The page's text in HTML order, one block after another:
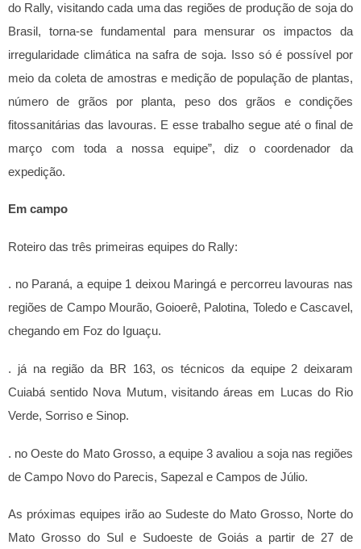
do Rally, visitando cada uma das regiões de produção de soja do
Brasil, torna-se fundamental para mensurar os impactos da
irregularidade climática na safra de soja. Isso só é possível por
meio da coleta de amostras e medição de população de plantas,
número de grãos por planta, peso dos grãos e condições
fitossanitárias das lavouras. E esse trabalho segue até o final de
março com toda a nossa equipe”, diz o coordenador da
expedição.
Em campo
Roteiro das três primeiras equipes do Rally:
. no Paraná, a equipe 1 deixou Maringá e percorreu lavouras nas
regiões de Campo Mourão, Goioerê, Palotina, Toledo e Cascavel,
chegando em Foz do Iguaçu.
. já na região da BR 163, os técnicos da equipe 2 deixaram
Cuiabá sentido Nova Mutum, visitando áreas em Lucas do Rio
Verde, Sorriso e Sinop.
. no Oeste do Mato Grosso, a equipe 3 avaliou a soja nas regiões
de Campo Novo do Parecis, Sapezal e Campos de Júlio.
As próximas equipes irão ao Sudeste do Mato Grosso, Norte do
Mato Grosso do Sul e Sudoeste de Goiás a partir de 27 de